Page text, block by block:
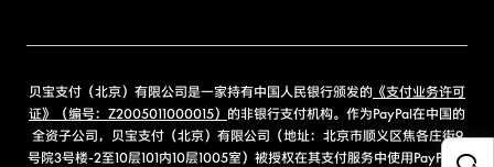
贝宝支付（北京）有限公司是一家持有中国人民银行颁发的 《支付业务许可
证》（编号：Z2005011000015） 的非银行支付机构。作为PayPal在中国的
全资子公司，贝宝支付（北京）有限公司（地址：北京市顺义区焦各庄街9
号院3号楼-2至10层101内10层1005室）被授权在其支付服务中使用PayPal商